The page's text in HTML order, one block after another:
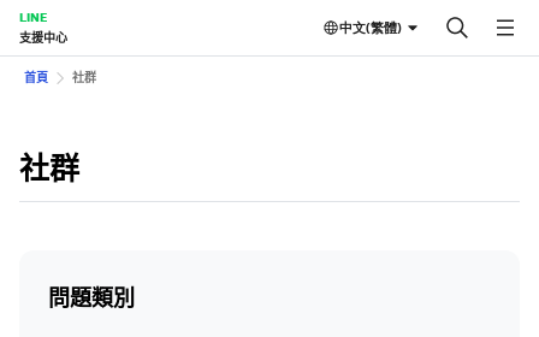
LINE
支援中心
中文(繁體)
首頁 社群
社群
問題類別